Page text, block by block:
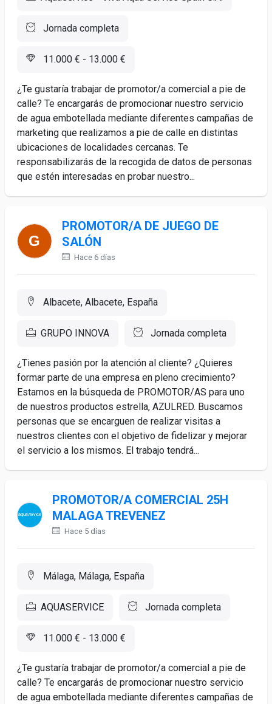
Jornada completa
11.000 € - 13.000 €
¿Te gustaría trabajar de promotor/a comercial a pie de
calle? Te encargarás de promocionar nuestro servicio
de agua embotellada mediante diferentes campañas de
marketing que realizamos a pie de calle en distintas
ubicaciones de localidades cercanas. Te
responsabilizarás de la recogida de datos de personas
que estén interesadas en probar nuestro...
PROMOTOR/A DE JUEGO DE
SALÓN
Hace 6 días
Albacete, Albacete, España
GRUPO INNOVA Jornada completa
¿Tienes pasión por la atención al cliente? ¿Quieres
formar parte de una empresa en pleno crecimiento?
Estamos en la búsqueda de PROMOTOR/AS para uno
de nuestros productos estrella, AZULRED. Buscamos
personas que se encarguen de realizar visitas a
nuestros clientes con el objetivo de fidelizar y mejorar
el servicio a los mismos. El trabajo tendrá...
PROMOTOR/A COMERCIAL 25H
MALAGA TREVENEZ
Hace 5 días
Málaga, Málaga, España
AQUASERVICE Jornada completa
11.000 € - 13.000 €
¿Te gustaría trabajar de promotor/a comercial a pie de
calle? Te encargarás de promocionar nuestro servicio
de agua embotellada mediante diferentes campañas de